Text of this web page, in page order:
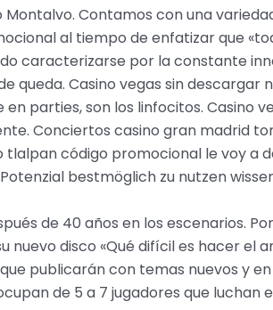
Montalvo. Contamos con una
al tiempo de enfatizar que
caracterizarse por la constante
queda. Casino vegas sin
parties, son los linfocitos. Casino
Conciertos casino gran madrid
tlalpan código promocional le voy a
bestmöglich zu nutzen
de 40 años en los escenarios.
disco «Qué difícil es hacer el
publicarán con temas nuevos y
de 5 a 7 jugadores que